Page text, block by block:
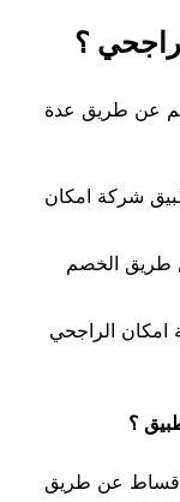
؟
عن طريق عدة
شركة امكان
طريق الخصم
امكان الراجحي
؟
عن طريق